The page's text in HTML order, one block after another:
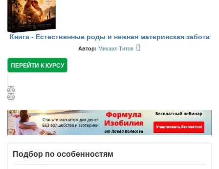
Подбор по особенностям
Книга - Естественные роды и нежная материнская забота
Автор: Михаил Титов
ПЕРЕЙТИ К КУРСУ